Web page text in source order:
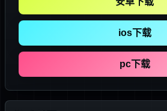
ios下载
pc下载